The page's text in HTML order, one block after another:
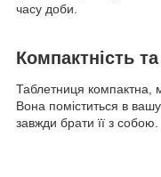
часу доби.
Компактність
Таблетниця компактна,
Вона поміститься в
завжди брати її з собою.